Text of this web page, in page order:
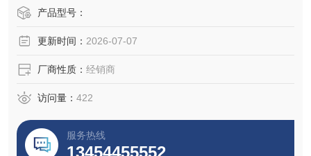
价格。产品型号：
更新时间： 2026-07-07
厂商性质： 经销商
访问量： 422
服务热线
13454455552